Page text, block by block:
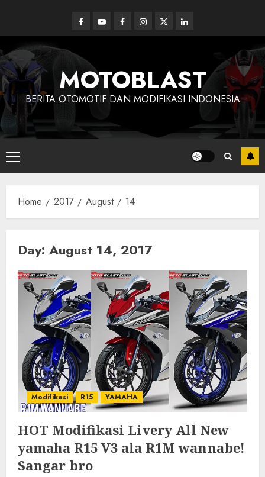
content
Facebook
YoutubeFacebookInstagram
Twitterlinkedin
MOTOBLAST
BERITA OTOMOTIF DAN MODIFIKASI INDONESIA
Primary
Menu
Home 2017 August 14
Day: August 14, 2017
Modifikasi R15 YAMAHA
HOT Modifikasi Livery All New
yamaha R15 V3 ala R1M wannabe!
Sangar bro